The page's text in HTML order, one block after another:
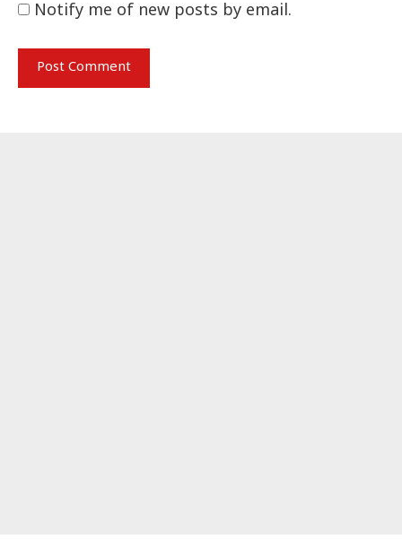
Notify me of new posts by email.